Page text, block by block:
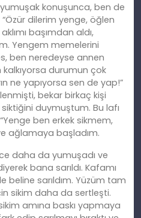
konuşunca, ben de
dilerim yenge, öğlen
başımdan aldı,
Yengem memelerini
ben neredeyse annen
kalkıyorsa durumun çok
ne yapıyorsa sen de yap!”
bekar birkaç kişi
siktiğini duymuştum. Bu lafı
ben erkek sikmem,
ağlamaya başladım.
daha da yumuşadı ve
bana sarıldı. Kafamı
beline sarıldım. Yüzüm tam
sikim daha da sertleşti.
amına baskı yapmaya